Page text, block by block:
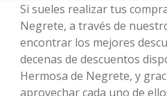
Si sueles realizar tus
Negrete, a través de
encontrar los mejores
decenas de descuentos
Hermosa de Negrete, y
aprovechar cada uno de